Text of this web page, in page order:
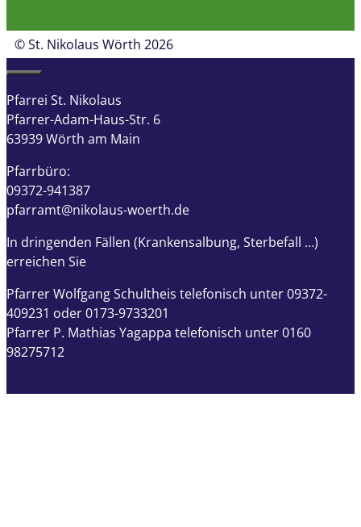
© St. Nikolaus Wörth 2026
Close
Pfarrei St. Nikolaus
Pfarrer-Adam-Haus-Str. 6
63939 Wörth am Main
Pfarrbüro:
09372-941387
pfarramt@nikolaus-woerth.de
In dringenden Fällen (Krankensalbung, Sterbefall …)
erreichen Sie
Pfarrer Wolfgang Schultheis telefonisch unter 09372-
409231 oder 0173-9733201
Pfarrer P. Mathias Yagappa telefonisch unter 0160
98275712